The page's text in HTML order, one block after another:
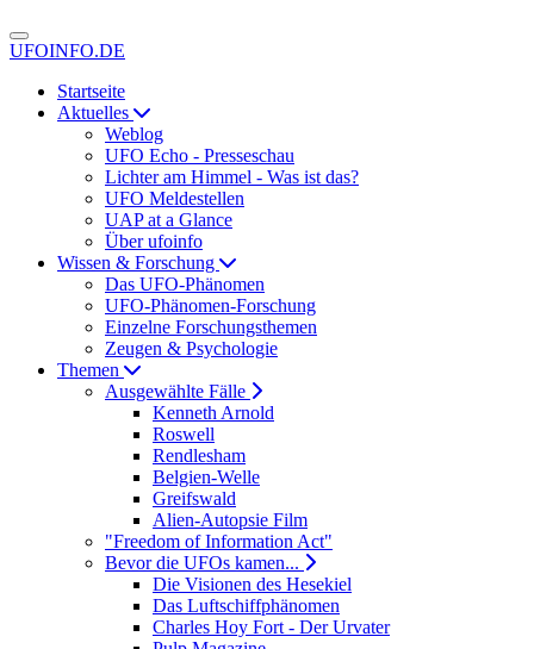
UFOINFO.DE
Startseite
Aktuelles
Weblog
UFO Echo - Presseschau
Lichter am Himmel - Was ist das?
UFO Meldestellen
UAP at a Glance
Über ufoinfo
Wissen & Forschung
Das UFO-Phänomen
UFO-Phänomen-Forschung
Einzelne Forschungsthemen
Zeugen & Psychologie
Themen
Ausgewählte Fälle
Kenneth Arnold
Roswell
Rendlesham
Belgien-Welle
Greifswald
Alien-Autopsie Film
"Freedom of Information Act"
Bevor die UFOs kamen...
Die Visionen des Hesekiel
Das Luftschiffphänomen
Charles Hoy Fort - Der Urvater